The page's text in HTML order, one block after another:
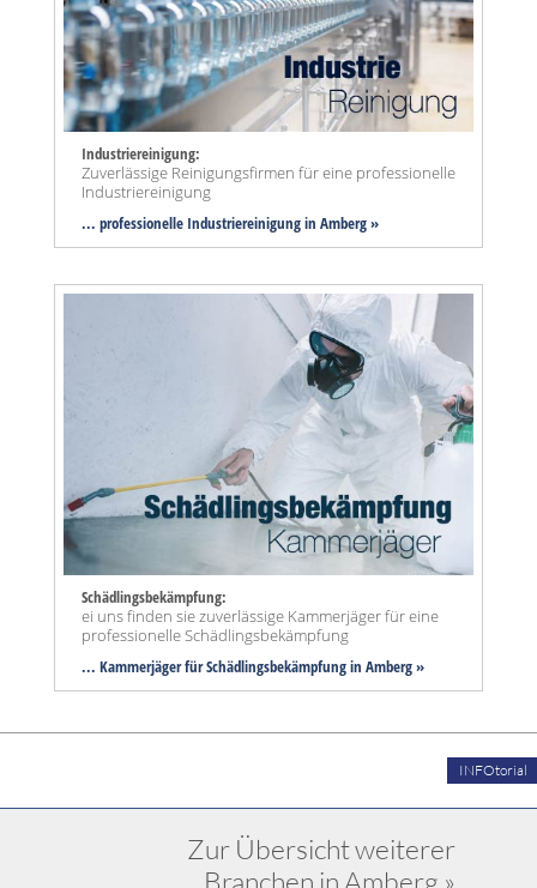
Industriereinigung:
Zuverlässige Reinigungsfirmen für eine professionelle
Industriereinigung
... professionelle Industriereinigung in Amberg »
Schädlingsbekämpfung:
ei uns finden sie zuverlässige Kammerjäger für eine
professionelle Schädlingsbekämpfung
... Kammerjäger für Schädlingsbekämpfung in Amberg »
INFOtorial
Zur Übersicht weiterer